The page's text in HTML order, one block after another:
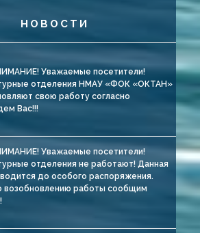
НОВОСТИ
Уважаемые посетители!
отделения НМАУ «ФОК «ОКТАН»
свою работу согласно
Вас!!!
Уважаемые посетители!
отделения не работают! Данная
до особого распоряжения.
возобновлению работы сообщим